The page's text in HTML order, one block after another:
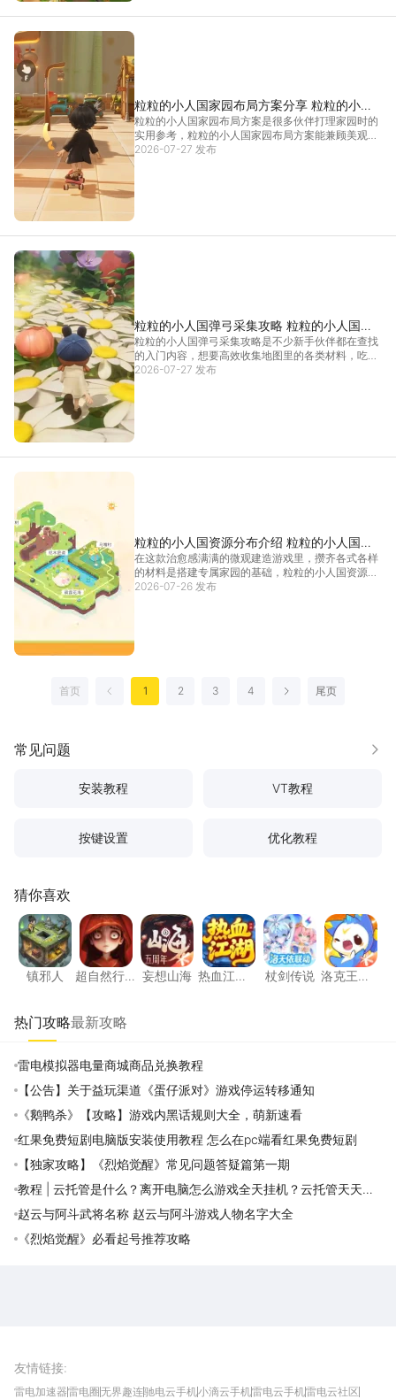
粒粒的小人国家园布局方案分享 粒粒的小人
国家园建设攻略
粒粒的小人国家园布局方案是很多伙伴打理家园时的
实用参考，粒粒的小人国家园布局方案能兼顾美观与
实用，帮大家打造出高效又舒心的小天地。不少朋友
2026-07-27 发布
粒粒的小人国弹弓采集攻略 粒粒的小人国资
源收集技巧分享
粒粒的小人国弹弓采集攻略是不少新手伙伴都在查找
的入门内容，想要高效收集地图里的各类材料，吃透
粒粒的小人国弹弓采集攻略，能帮大家少走很多弯
2026-07-27 发布
粒粒的小人国资源分布介绍 粒粒的小人国资
源分布在哪
在这款治愈感满满的微观建造游戏里，攒齐各式各样
的材料是搭建专属家园的基础，粒粒的小人国资源分
布一直是大家关注的重点。不同地图区域产出的物资
2026-07-26 发布
首页 上一页 1 2 3 4 下一页尾页
常见问题 更多
安装教程 VT教程
按键设置 优化教程
猜你喜欢
镇邪人
镇邪人
超自然行动组
超自然行
妄想山海
妄想山海
热血江湖：归来
热血江
杖剑传说
杖剑传说
洛克
洛克王
热门攻略最新攻略
雷电模拟器电量商城商品兑换教程
【公告】关于益玩渠道《蛋仔派对》游戏停运转移通知
《鹅鸭杀》【攻略】游戏内黑话规则大全，萌新速看
红果免费短剧电脑版安装使用教程 怎么在pc端看红果免费短剧
【独家攻略】《烈焰觉醒》常见问题答疑篇第一期
教程 | 云托管是什么？离开电脑怎么游戏全天挂机？云托管天天免
费领取攻略
赵云与阿斗武将名称 赵云与阿斗游戏人物名字大全
《烈焰觉醒》必看起号推荐攻略
友情链接:
雷电加速器雷电圈无界趣连驰电云手机小滴云手机雷电云手机雷电云社区